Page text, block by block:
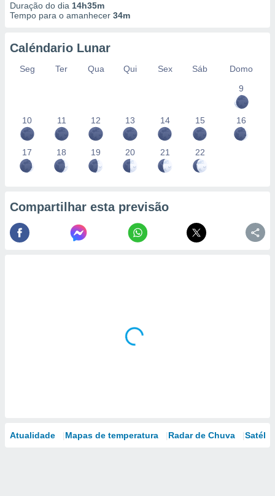
Duração do dia 14h35m
Tempo para o amanhecer 34m
Caléndario Lunar
Seg Ter Qua Qui Sex Sáb
Domo
9
10 11 12 13 14 15 16
17 18 19 20 21 22
Compartilhar esta previsão
Atualidade Mapas de temperatura Radar de Chuva